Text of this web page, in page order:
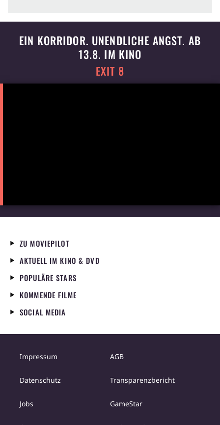
EIN KORRIDOR. UNENDLICHE ANGST. AB
13.8. IM KINO
EXIT 8
ZU MOVIEPILOT
AKTUELL IM KINO & DVD
POPULÄRE STARS
KOMMENDE FILME
SOCIAL MEDIA
Impressum AGB
Datenschutz Transparenzbericht
Jobs GameStar